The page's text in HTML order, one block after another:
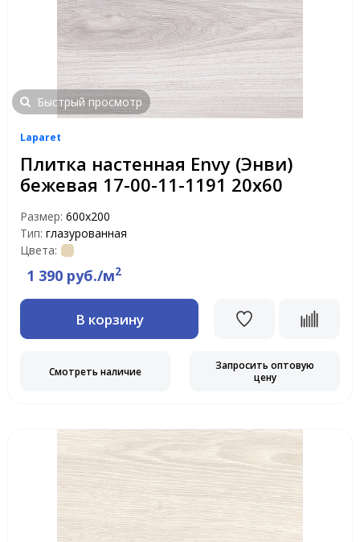
Быстрый просмотр
Laparet
Плитка настенная Envy (Энви)
бежевая 17-00-11-1191 20х60
Размер: 600х200
Тип: глазурованная
Цвета:
1 390 руб./м2
В корзину
Смотреть наличие
Запросить оптовую
цену